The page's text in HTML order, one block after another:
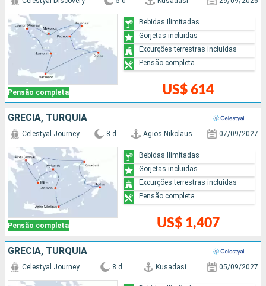
Pensão completa US$ 614
Bebidas Ilimitadas
Gorjetas incluidas
Excurções terrestras incluidas
Pensão completa
GRÉCIA, TURQUIA
Pensão completa
Celestyal Journey 8 d Agios Nikolaus 07/09/2027
US$ 1,407
Bebidas Ilimitadas
Gorjetas incluidas
Excurções terrestras incluidas
Pensão completa
GRÉCIA, TURQUIA
Celestyal Journey 8 d Kusadasi 05/09/2027